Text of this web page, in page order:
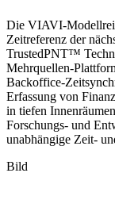
Die VIAVI-
Zeitreferenz der
TrustedPNT™
Mehrquellen-
Backoffice-
Erfassung von
in tiefen
Forschungs- und
unabhängige Zeit-
Bild